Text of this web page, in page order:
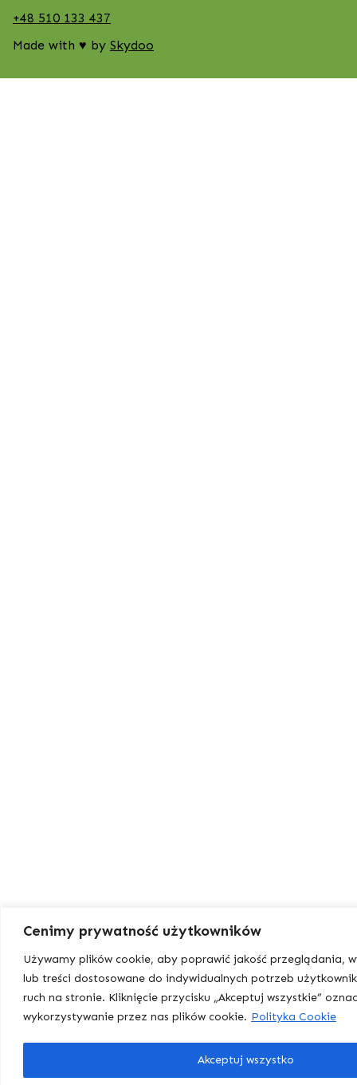
Cenimy prywatność użytkowników
Używamy plików cookie, aby poprawić jakość przeglądania,
lub treści dostosowane do indywidualnych potrzeb
ruch na stronie. Kliknięcie przycisku „Akceptuj wszystkie”
wykorzystywanie przez nas plików cookie. Polityka Cookie
Akceptuj wszystko
+48 510 133 437
Made with ♥ by Skydoo